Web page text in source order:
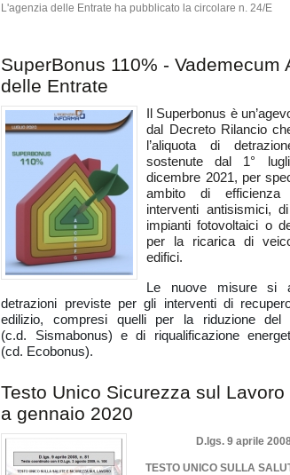
L'agenzia delle Entrate ha pubblicato la circolare n. 24/E
SuperBonus 110% - Vademecum
delle Entrate
Il Superbonus è
dal Decreto Rilancio
l’aliquota di
sostenute dal 1°
dicembre 2021, per
ambito di efficienza
interventi antisismici,
impianti fotovoltaici o
per la ricarica di
edifici.
Le nuove misure si
detrazioni previste per gli interventi di
edilizio, compresi quelli per la riduzione del
(c.d. Sismabonus) e di riqualificazione
(cd. Ecobonus).
Testo Unico Sicurezza sul Lavoro
a gennaio 2020
D.lgs. 9 aprile
TESTO UNICO SULLA